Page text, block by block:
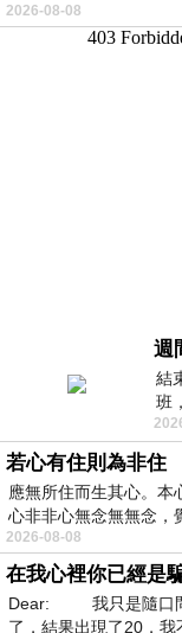
2026-08-08
結
班
花
若心有住則為非住
應無所住而生其心。
心非非心無念無無念，
2026-08-08
在我心裡你已經是
Dear: 我只是隨口問
了，結果出現了20，我